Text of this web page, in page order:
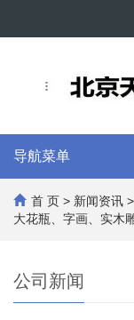
导航菜单
首 页 > 新闻资讯
大花瓶、字画、实木
公司新闻